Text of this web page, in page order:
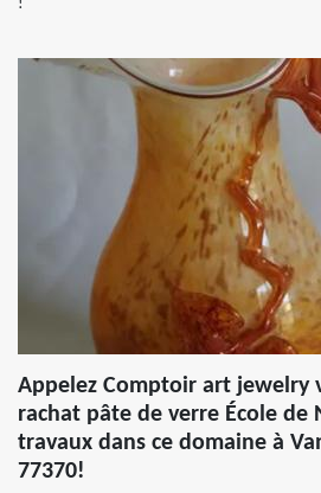
!
Appelez Comptoir art jewelry
rachat pâte de verre École de
travaux dans ce domaine à
77370!